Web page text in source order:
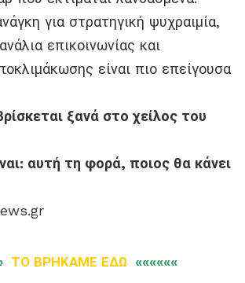
για στρατηγική ψυχραιμία,
επικοινωνίας και
είναι πιο επείγουσα
ξανά στο χείλος του
αυτή τη φορά, ποιος θα κάνει
ΤΟ ΒΡΗΚΑΜΕ ΕΔΩ ««««««